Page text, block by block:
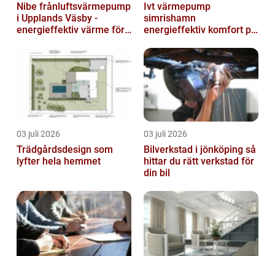
Nibe frånluftsvärmepump
i Upplands Väsby -
energieffektiv värme för
Ivt värmepump
simrishamn
energieffektiv komfort på
03 juli 2026
Trädgårdsdesign som
lyfter hela hemmet
03 juli 2026
Bilverkstad i jönköping så
hittar du rätt verkstad för
din bil